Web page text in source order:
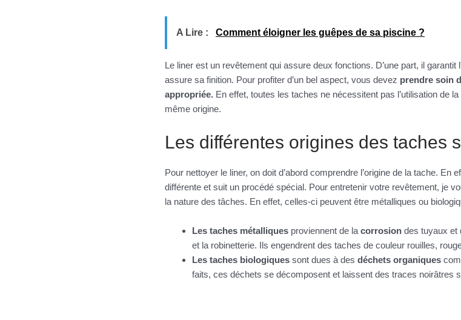
A Lire : Comment éloigner les guêpes de sa piscine ?
Le liner est un revêtement qui assure deux fonctions. D’une part, il garantit
assure sa finition. Pour profiter d’un bel aspect, vous devez prendre soin
appropriée. En effet, toutes les taches ne nécessitent pas l’utilisation de
même origine.
Les différentes origines des taches
Pour nettoyer le liner, on doit d’abord comprendre l’origine de la tache. En
différente et suit un procédé spécial. Pour entretenir votre revêtement, je
la nature des tâches. En effet, celles-ci peuvent être métalliques ou
Les taches métalliques proviennent de la corrosion des tuyaux et
et la robinetterie. Ils engendrent des taches de couleur rouilles,
Les taches biologiques sont dues à des déchets organiques
faits, ces déchets se décomposent et laissent des traces noirâtres